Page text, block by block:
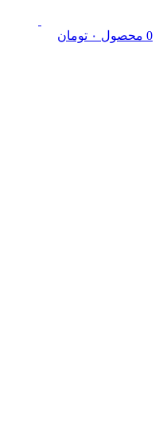
0 محصول ۰ تومان